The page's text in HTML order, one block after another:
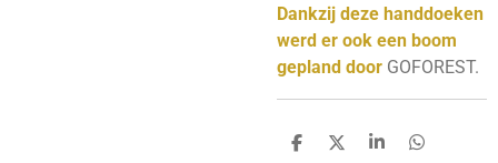
Dankzij deze handdoeken
werd er ook een boom
gepland door GOFOREST.
D
D
S
D